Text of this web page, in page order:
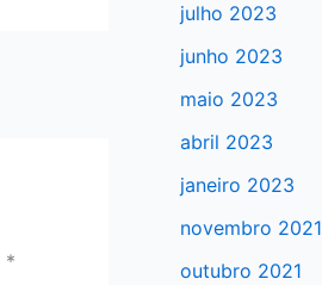
*
a
r
p
o
r
:
julho 2023
junho 2023
maio 2023
abril 2023
janeiro 2023
novembro 2021
outubro 2021